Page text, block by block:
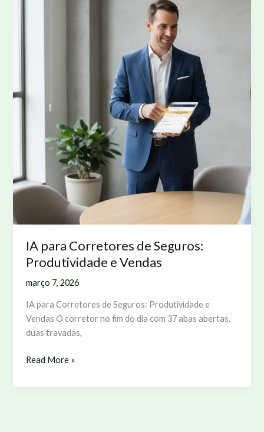
IA para Corretores de Seguros:
Produtividade e Vendas
março 7, 2026
IA para Corretores de Seguros: Produtividade e
Vendas O corretor no fim do dia com 37 abas abertas,
duas travadas,
IA
Corretores
Read More »